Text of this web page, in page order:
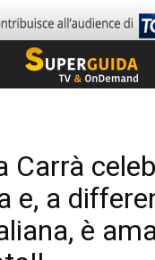
Carrà
e, a
è